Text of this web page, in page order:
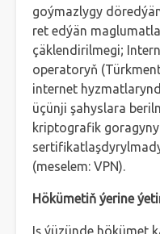
goýmazlygy
ret edýän
çäklendirilmegi;
operatoryň
internet
üçünji şahyslara
kriptografik
(meselem: VPN).
Hökümetiň ýerine
Iş ýüzünde hökümet